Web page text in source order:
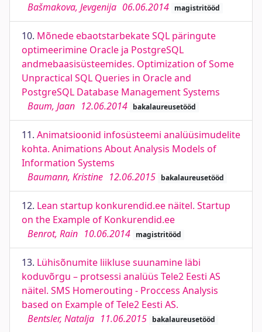
Bašmakova, Jevgenija 06.06.2014 magistritööd
10. Mõnede ebaotstarbekate SQL päringute
optimeerimine Oracle ja PostgreSQL
andmebaasisüsteemides. Optimization of Some
Unpractical SQL Queries in Oracle and
PostgreSQL Database Management Systems
Baum, Jaan 12.06.2014 bakalaureusetööd
11. Animatsioonid infosüsteemi analüüsimudelite
kohta. Animations About Analysis Models of
Information Systems
Baumann, Kristine 12.06.2015 bakalaureusetööd
12. Lean startup konkurendid.ee näitel. Startup
on the Example of Konkurendid.ee
Benrot, Rain 10.06.2014 magistritööd
13. Lühisõnumite liikluse suunamine läbi
koduvõrgu – protsessi analüüs Tele2 Eesti AS
näitel. SMS Homerouting - Proccess Analysis
based on Example of Tele2 Eesti AS.
Bentsler, Natalja 11.06.2015 bakalaureusetööd